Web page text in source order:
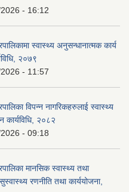
- 16:12
स्वास्थ्य अनुसन्धानात्मक कार्य
२०७९
- 11:57
विपन्न नागरिकहरुलाई स्वास्थ्य
कार्यविधि, २०८२
- 09:18
मानसिक स्वास्थ्य तथा
रणनीति तथा कार्ययोजना,